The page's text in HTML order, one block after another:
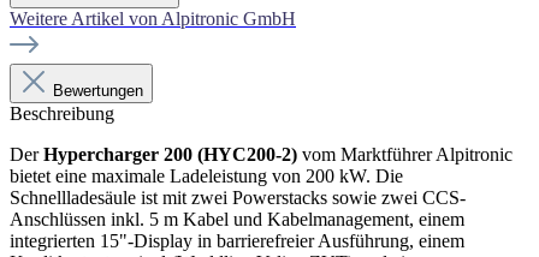
Weitere Artikel von Alpitronic GmbH
Bewertungen
Beschreibung
DerHypercharger 200 (HYC200-2) vom Marktführer Alpitronic
bietet eine maximale Ladeleistung von 200 kW. Die
Schnellladesäule ist mit zwei Powerstacks sowie zwei CCS-
Anschlüssen inkl. 5 m Kabel und Kabelmanagement, einem
integrierten 15"-Display in barrierefreier Ausführung, einem